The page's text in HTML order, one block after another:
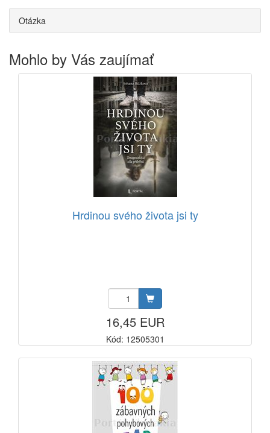
Otázka
Mohlo by Vás zaujímať
Hrdinou svého života jsi ty
16,45 EUR
Kód: 12505301